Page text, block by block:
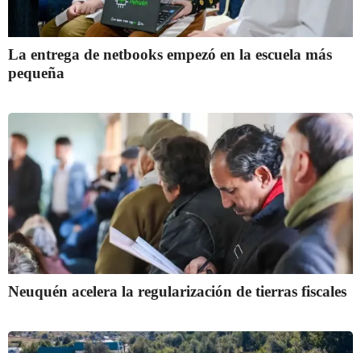
La entrega de netbooks empezó en la escuela más
pequeña
Neuquén acelera la regularización de tierras fiscales